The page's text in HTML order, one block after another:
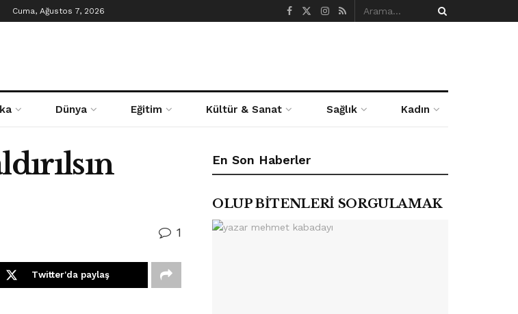
Cuma, Ağustos 7, 2026
Dünya Eğitim Kültür & Sanat Sağlık Kadın
1
Twitter'da paylaş
En Son Haberler
OLUP BİTENLERİ SORGULAMAK